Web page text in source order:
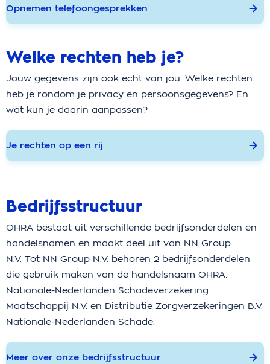
Opnemen telefoongesprekken
Welke rechten heb je?
Jouw gegevens zijn ook echt van jou. Welke rechten
heb je rondom je privacy en persoonsgegevens? En
wat kun je daarin aanpassen?
Je rechten op een rij
Bedrijfsstructuur
OHRA bestaat uit verschillende bedrijfsonderdelen en
handelsnamen en maakt deel uit van NN Group
N.V. Tot NN Group N.V. behoren 2 bedrijfsonderdelen
die gebruik maken van de handelsnaam OHRA:
Nationale-Nederlanden Schadeverzekering
Maatschappij N.V. en Distributie Zorgverzekeringen B.V.
Nationale-Nederlanden Schade.
Meer over onze bedrijfsstructuur